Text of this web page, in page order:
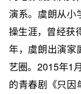
演系。虞朗从小
操生涯，曾经获
年，虞朗出演家
艺圈。2015年1
的青春剧《只因